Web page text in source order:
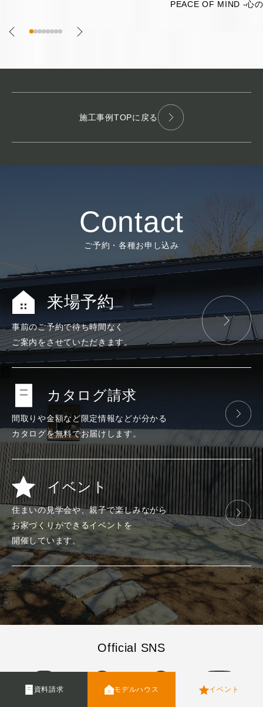
施工事例TOPに戻る
Contact
ご予約・各種お申し込み
来場予約
事前のご予約で待ち時間なく
ご案内をさせていただきます。
カタログ請求
間取りや金額など限定情報などが分かる
カタログを無料でお届けします。
イベント
住まいの見学会や、親子で楽しみながら
お家づくりができるイベントを
開催しています。
Official SNS
モデルハウス
資料請求 イベント